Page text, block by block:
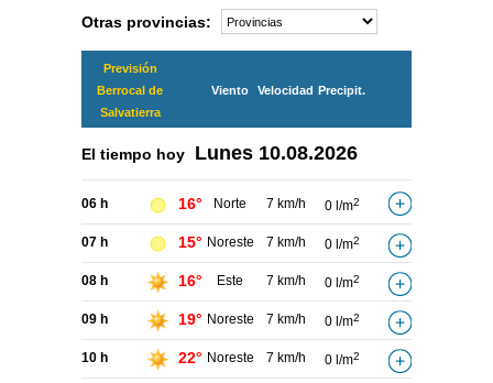
Otras provincias:
Previsión
Berrocal de
Salvatierra
Viento Velocidad Precipit.
El tiempo hoy Lunes 10.08.2026
06 h 16° Norte 7 km/h 0 l/m2
07 h 15° Noreste 7 km/h 0 l/m2
08 h 16° Este 7 km/h 0 l/m2
09 h 19° Noreste 7 km/h 0 l/m2
10 h 22° Noreste 7 km/h 0 l/m2